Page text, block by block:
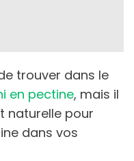
trouver dans le
en pectine, mais il
naturelle pour
dans vos